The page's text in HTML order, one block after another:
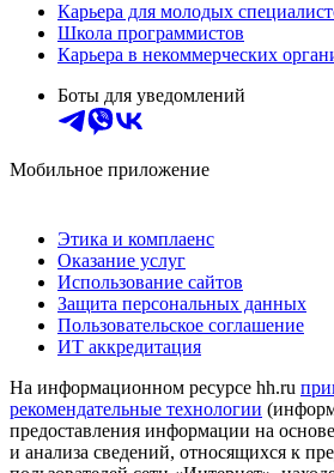
Карьера для молодых
Школа программистов
Карьера в некоммерческих
Боты для уведомлений
Мобильное приложение
Этика и комплаенс
Оказание услуг
Использование сайтов
Защита персональных данных
Пользовательское соглашение
ИТ аккредитация
На информационном ресурсе hh.ru
рекомендательные технологии
предоставления информации на
и анализа сведений, относящихся к